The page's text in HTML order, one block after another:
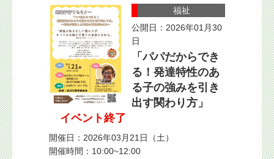
福祉
公開日：2026年01月30
日
「パパだからでき
る！発達特性のあ
る子の強みを引き
出す関わり方」
イベント終了
開催日：2026年03月21日（土）
開催時間：10:00~12:00